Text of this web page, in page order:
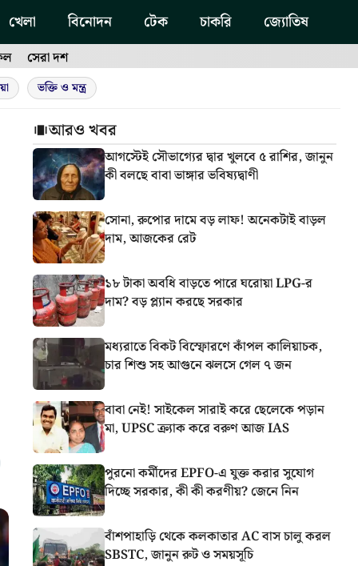
খেলা বিনোদন টেক চাকরি জ্যোতিষ
সেরা দশ
ভক্তি ও মন্ত্র
আরও খবর
আগস্টেই সৌভাগ্যের দ্বার খুলবে ৫ রাশির, জানুন
কী বলছে বাবা ভাঙ্গার ভবিষ্যদ্বাণী
সোনা, রুপোর দামে বড় লাফ! অনেকটাই বাড়ল
দাম, আজকের রেট
১৮ টাকা অবধি বাড়তে পারে ঘরোয়া LPG-র
দাম? বড় প্ল্যান করছে সরকার
মধ্যরাতে বিকট বিস্ফোরণে কাঁপল কালিয়াচক,
চার শিশু সহ আগুনে ঝলসে গেল ৭ জন
বাবা নেই! সাইকেল সারাই করে ছেলেকে পড়ান
মা, UPSC ক্র্যাক করে বরুণ আজ IAS
পুরনো কর্মীদের EPFO-এ যুক্ত করার সুযোগ
দিচ্ছে সরকার, কী কী করণীয়? জেনে নিন
বাঁশপাহাড়ি থেকে কলকাতার AC বাস চালু করল
SBSTC, জানুন রুট ও সময়সূচি